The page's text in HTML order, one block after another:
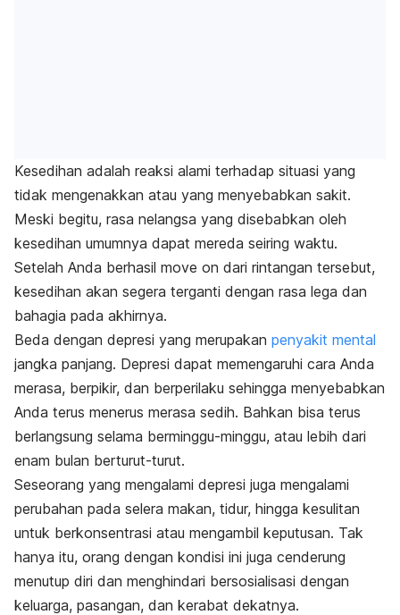
Kesedihan adalah reaksi alami terhadap situasi yang
tidak mengenakkan atau yang menyebabkan sakit.
Meski begitu, rasa nelangsa yang disebabkan oleh
kesedihan umumnya dapat mereda seiring waktu.
Setelah Anda berhasil move on dari rintangan tersebut,
kesedihan akan segera terganti dengan rasa lega dan
bahagia pada akhirnya.
Beda dengan depresi yang merupakan penyakit mental
jangka panjang. Depresi dapat memengaruhi cara Anda
merasa, berpikir, dan berperilaku sehingga menyebabkan
Anda terus menerus merasa sedih. Bahkan bisa terus
berlangsung selama berminggu-minggu, atau lebih dari
enam bulan berturut-turut.
Seseorang yang mengalami depresi juga mengalami
perubahan pada selera makan, tidur, hingga kesulitan
untuk berkonsentrasi atau mengambil keputusan. Tak
hanya itu, orang dengan kondisi ini juga cenderung
menutup diri dan menghindari bersosialisasi dengan
keluarga, pasangan, dan kerabat dekatnya.